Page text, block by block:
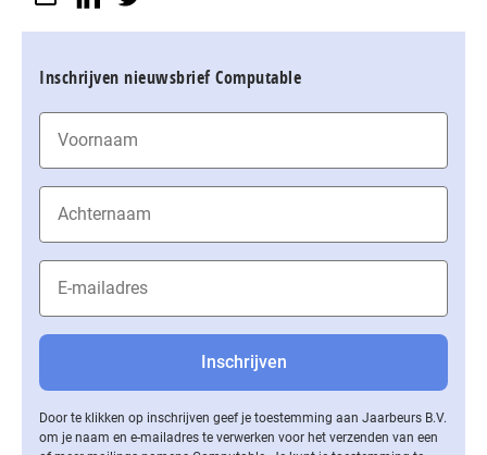
Inschrijven nieuwsbrief Computable
Door te klikken op inschrijven geef je toestemming aan Jaarbeurs B.V.
om je naam en e-mailadres te verwerken voor het verzenden van een